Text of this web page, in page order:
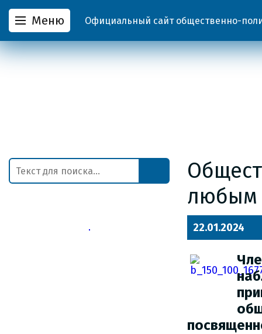
Меню Официальный сайт общественно-
любым
22.01.2024